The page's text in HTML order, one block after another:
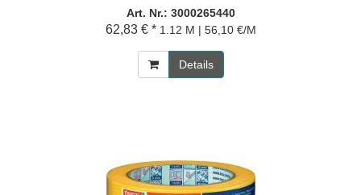
Art. Nr.: 3000265440
62,83 € * 1.12 M | 56,10 €/M
Details